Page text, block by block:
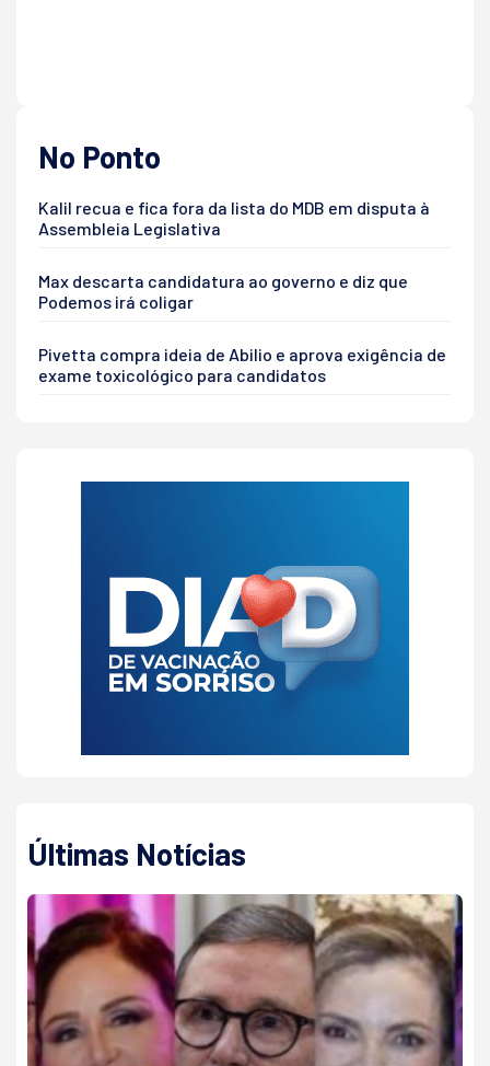
No Ponto
Kalil recua e fica fora da lista do MDB em disputa à
Assembleia Legislativa
Max descarta candidatura ao governo e diz que
Podemos irá coligar
Pivetta compra ideia de Abilio e aprova exigência de
exame toxicológico para candidatos
Últimas Notícias